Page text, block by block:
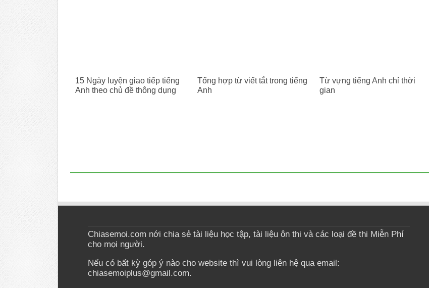
15 Ngày luyện giao tiếp tiếng
Anh theo chủ đề thông dụng
Tổng hợp từ viết tắt trong tiếng
Anh
Từ vựng tiếng Anh chỉ thời
gian
Chiasemoi.com nới chia sẻ tài liệu học tập, tài liệu ôn thi và các loại đề thi Miễn Phí
cho mọi người.
Nếu có bất kỳ góp ý nào cho website thì vui lòng liên hệ qua email:
chiasemoiplus@gmail.com.